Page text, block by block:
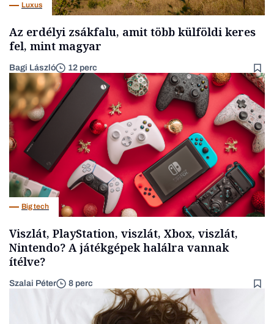
Luxus
Az erdélyi zsákfalu, amit több külföldi keres
fel, mint magyar
Bagi László 12 perc
Big tech
Viszlát, PlayStation, viszlát, Xbox, viszlát,
Nintendo? A játékgépek halálra vannak
ítélve?
Szalai Péter 8 perc